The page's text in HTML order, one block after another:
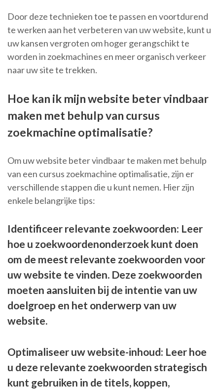
Door deze technieken toe te passen en voortdurend
te werken aan het verbeteren van uw website, kunt u
uw kansen vergroten om hoger gerangschikt te
worden in zoekmachines en meer organisch verkeer
naar uw site te trekken.
Hoe kan ik mijn website beter vindbaar
maken met behulp van cursus
zoekmachine optimalisatie?
Om uw website beter vindbaar te maken met behulp
van een cursus zoekmachine optimalisatie, zijn er
verschillende stappen die u kunt nemen. Hier zijn
enkele belangrijke tips:
Identificeer relevante zoekwoorden: Leer
hoe u zoekwoordenonderzoek kunt doen
om de meest relevante zoekwoorden voor
uw website te vinden. Deze zoekwoorden
moeten aansluiten bij de intentie van uw
doelgroep en het onderwerp van uw
website.
Optimaliseer uw website-inhoud: Leer hoe
u deze relevante zoekwoorden strategisch
kunt gebruiken in de titels, koppen,